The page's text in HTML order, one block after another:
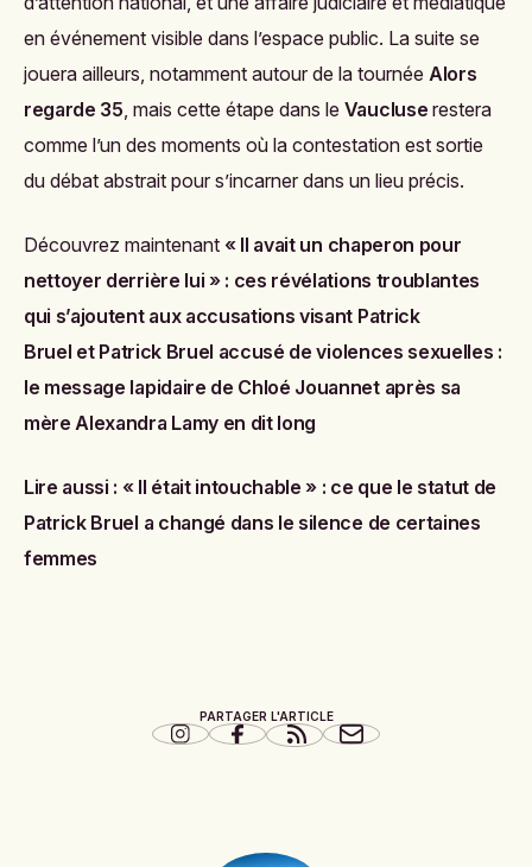
en événement visible dans l’espace public. La suite se
jouera ailleurs, notamment autour de la tournée Alors
regarde 35, mais cette étape dans le Vaucluse restera
comme l’un des moments où la contestation est sortie
du débat abstrait pour s’incarner dans un lieu précis.
Découvrez maintenant « Il avait un chaperon pour
nettoyer derrière lui » : ces révélations troublantes
qui s’ajoutent aux accusations visant Patrick
Bruel et Patrick Bruel accusé de violences sexuelles :
le message lapidaire de Chloé Jouannet après sa
mère Alexandra Lamy en dit long
Lire aussi : « Il était intouchable » : ce que le statut de
Patrick Bruel a changé dans le silence de certaines
femmes
PARTAGER L'ARTICLE